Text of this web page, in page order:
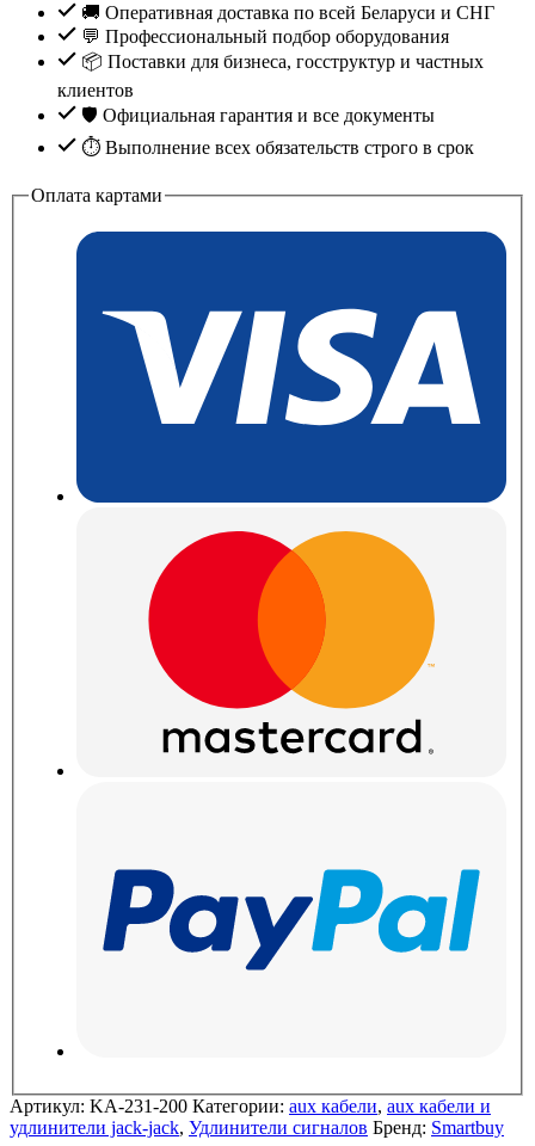
🚚 Оперативная доставка по всей Беларуси и СНГ
💬 Профессиональный подбор оборудования
📦 Поставки для бизнеса, госструктур и частных
клиентов
🛡️ Официальная гарантия и все документы
⏱ Выполнение всех обязательств строго в срок
Оплата картами
Артикул: KA-231-200 Категории: aux кабели, aux кабели и
удлинители jack-jack, Удлинители сигналов Бренд: Smartbuy